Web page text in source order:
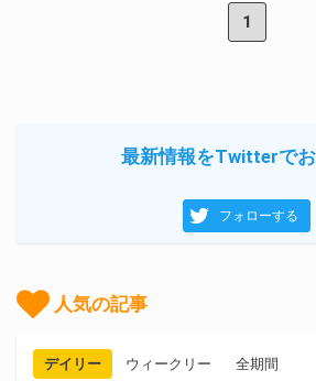
1
最新情報をTwitterでお
フォローする
人気の記事
デイリー ウィークリー 全期間